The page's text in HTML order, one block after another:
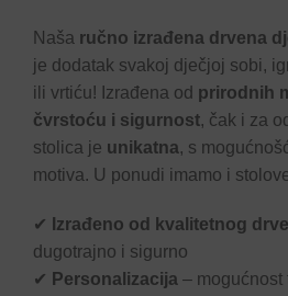
Naša ručno izrađena drvena
je dodatak svakoj dječjoj sobi,
ili vrtiću! Izrađena od prirodnih
čvrstoću i sigurnost, čak i za
stolica je unikatna, s
motiva. U ponudi imamo i
✔ Izrađeno od kvalitetnog
dugotrajno i sigurno
✔ Personalizacija – mogućnost